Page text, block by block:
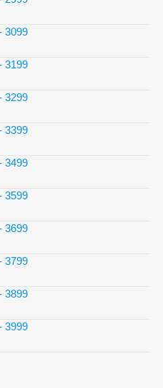
3099
3199
3299
3399
3499
3599
3699
3799
3899
3999